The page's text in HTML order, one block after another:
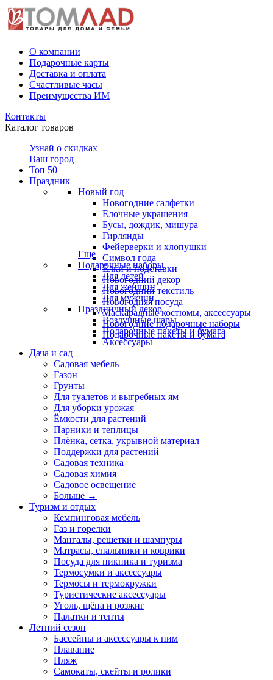
О компании
Подарочные карты
Доставка и оплата
Счастливые часы
Преимущества ИМ
Контакты
Каталог товаров
Узнай о скидках
Ваш город
Топ 50
Праздник
Новый год
Новогодние салфетки
Елочные украшения
Бусы, дождик, мишура
Гирлянды
Фейерверки и хлопушки
Символ года
Ёлки и подставки
Новогодний декор
Новогодний текстиль
Новогодняя посуда
Маскарадные костюмы, аксессуары
Новогодние подарочные наборы
Подарочные пакеты и бумага
Еще
Подарочные наборы
Для детей
Для женщин
Для мужчин
Праздничный декор
Воздушные шары
Подарочные пакеты и бумага
Аксессуары
Дача и сад
Садовая мебель
Газон
Грунты
Для туалетов и выгребных ям
Для уборки урожая
Ёмкости для растений
Парники и теплицы
Плёнка, сетка, укрывной материал
Поддержки для растений
Садовая техника
Садовая химия
Садовое освещение
Больше →
Туризм и отдых
Кемпинговая мебель
Газ и горелки
Мангалы, решетки и шампуры
Матрасы, cпальники и коврики
Посуда для пикника и туризма
Термосумки и аксессуары
Термосы и термокружки
Туристические аксессуары
Уголь, щёпа и розжиг
Палатки и тенты
Летний сезон
Бассейны и аксессуары к ним
Плавание
Пляж
Самокаты, скейты и ролики